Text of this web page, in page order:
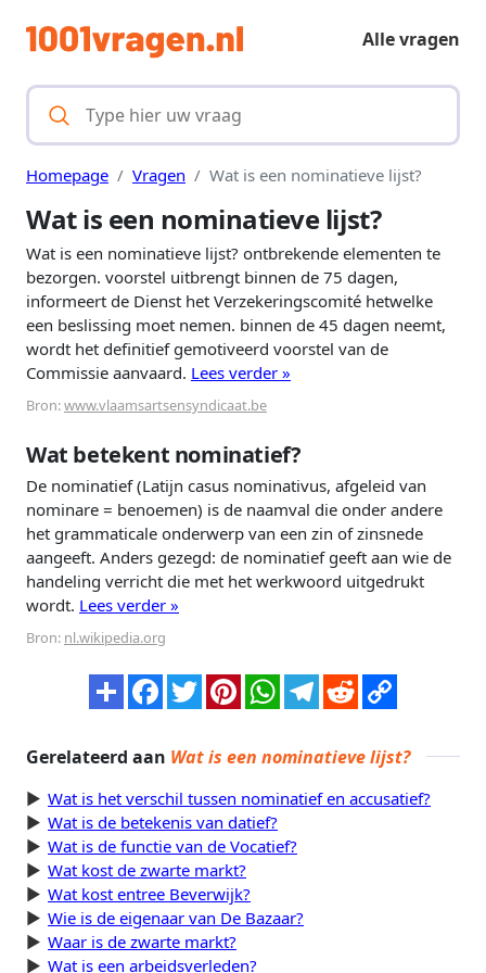
Alle vragen
Homepage Vragen Wat is een nominatieve lijst?
Wat is een nominatieve lijst?
Wat is een nominatieve lijst? ontbrekende elementen te
bezorgen. voorstel uitbrengt binnen de 75 dagen,
informeert de Dienst het Verzekeringscomité hetwelke
een beslissing moet nemen. binnen de 45 dagen neemt,
wordt het definitief gemotiveerd voorstel van de
Commissie aanvaard. Lees verder »
Bron:www.vlaamsartsensyndicaat.be
Wat betekent nominatief?
De nominatief (Latijn casus nominativus, afgeleid van
nominare = benoemen) is de naamval die onder andere
het grammaticale onderwerp van een zin of zinsnede
aangeeft. Anders gezegd: de nominatief geeft aan wie de
handeling verricht die met het werkwoord uitgedrukt
wordt. Lees verder »
Bron: nl.wikipedia.org
Gerelateerd aan Wat is een nominatieve lijst?
Wat is het verschil tussen nominatief en accusatief?
Wat is de betekenis van datief?
Wat is de functie van de Vocatief?
Wat kost de zwarte markt?
Wat kost entree Beverwijk?
Wie is de eigenaar van De Bazaar?
Waar is de zwarte markt?
Wat is een arbeidsverleden?